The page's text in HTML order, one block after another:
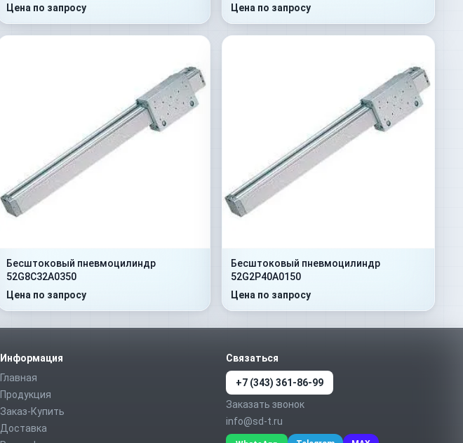
Цена по запросу
Цена по запросу
Бесштоковый пневмоцилиндр
52G8C32A0350
Цена по запросу
Бесштоковый пневмоцилиндр
52G2P40A0150
Цена по запросу
Информация
Главная
Продукция
Заказ-Купить
Доставка
Связаться
+7 (343) 361-86-99
Заказать звонок
info@sd-t.ru